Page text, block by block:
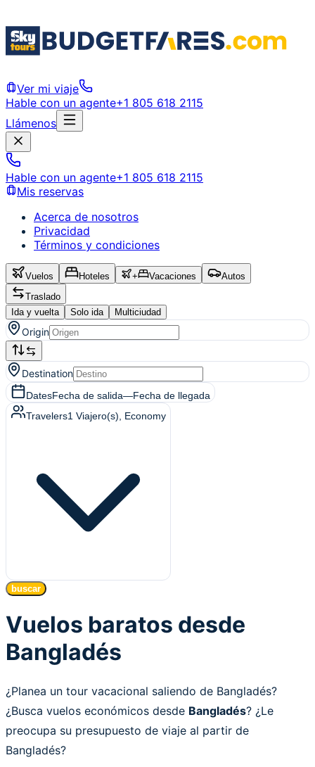
Ver mi viaje
Hable con un agente+1 805 618 2115
Llámenos
Hable con un agente+1 805 618 2115
Mis reservas
Acerca de nosotros
Privacidad
Términos y condiciones
Vuelos Hoteles + Vacaciones
Autos
Traslado
Ida y vuelta
Solo ida Multiciudad
Origin
Destination
DatesFecha de salida—Fecha de llegada
Travelers1 Viajero(s) , Economy
buscar
Vuelos baratos desde
Bangladés
¿Planea un tour vacacional saliendo de Bangladés?
¿Busca vuelos económicos desde Bangladés? ¿Le
preocupa su presupuesto de viaje al partir de
Bangladés?